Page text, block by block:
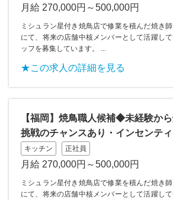
月給 270,000円～500,000円
ミシュラン星付き焼鳥店で修業を積んだ焼き
にて、将来の店舗中核メンバーとして活躍し
ッフを募集しています。 ...
★この求人の詳細を見る
【福岡】焼鳥職人候補◆未経験か
挑戦のチャンスあり・インセンテ
キッチン 正社員
月給 270,000円～500,000円
ミシュラン星付き焼鳥店で修業を積んだ焼き
にて、将来の店舗中核メンバーとして活躍し